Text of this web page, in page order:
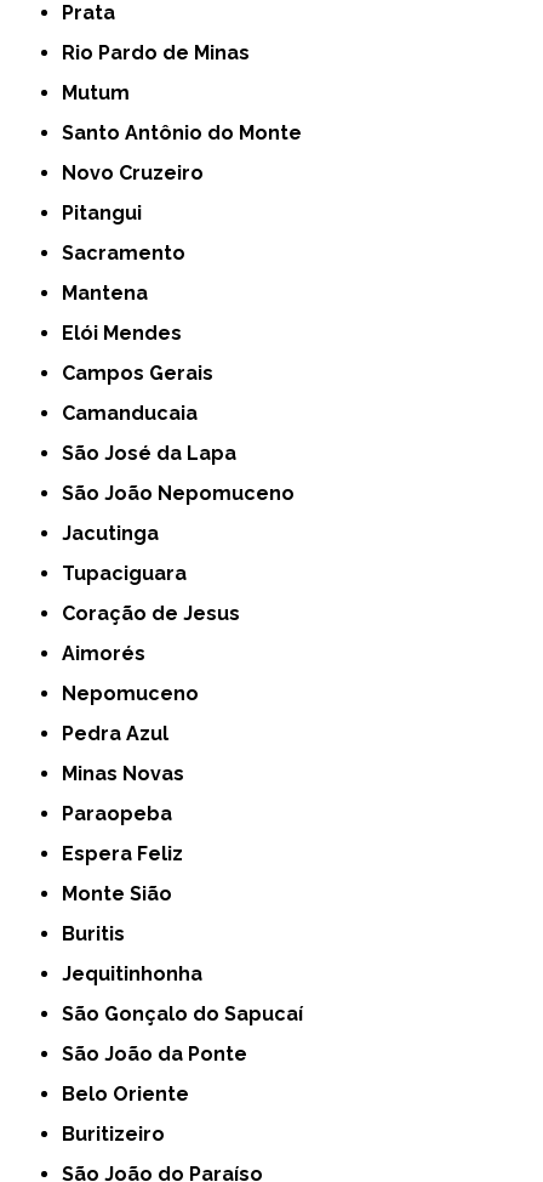
Prata
Rio Pardo de Minas
Mutum
Santo Antônio do Monte
Novo Cruzeiro
Pitangui
Sacramento
Mantena
Elói Mendes
Campos Gerais
Camanducaia
São José da Lapa
São João Nepomuceno
Jacutinga
Tupaciguara
Coração de Jesus
Aimorés
Nepomuceno
Pedra Azul
Minas Novas
Paraopeba
Espera Feliz
Monte Sião
Buritis
Jequitinhonha
São Gonçalo do Sapucaí
São João da Ponte
Belo Oriente
Buritizeiro
São João do Paraíso